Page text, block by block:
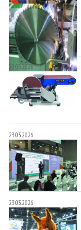
23.03.2026
23.03.2026
23.03.2026